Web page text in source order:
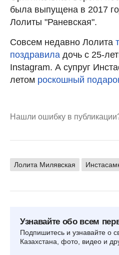
была выпущена в 2017
Лолиты "Раневская".
Совсем недавно Лолита
поздравила дочь с 25-
Instagram. А супруг
летом роскошный
Нашли ошибку в
Лолита Милявская
Узнавайте обо всем
Подпишитесь и узнавайте о
Казахстана, фото, видео и